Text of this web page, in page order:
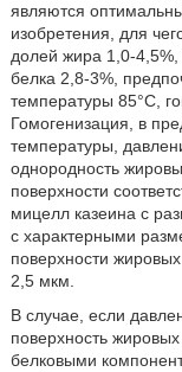
являются
изобретения, для
долей жира 1,0-4,5%,
белка 2,8-3%,
температуры 85°С,
Гомогенизация, в
температуры,
однородность
поверхности
мицелл казеина с
с характерными
поверхности
2,5 мкм.
В случае, если
поверхность
белковыми